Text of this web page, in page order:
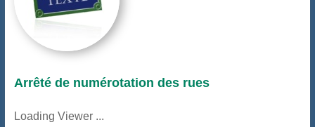
Arrêté de numérotation des rues
Loading Viewer ...